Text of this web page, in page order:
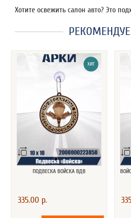
Хотите освежить салон авто? Это
ХИТ
ПОДВЕСКА ВОЙСКА ВДВ
335.00 р.